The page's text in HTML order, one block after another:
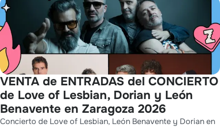
VENTA de ENTRADAS del CONCIERTO
de Love of Lesbian, Dorian y León
Benavente en Zaragoza 2026
Concierto de Love of Lesbian, León Benavente y Dorian en